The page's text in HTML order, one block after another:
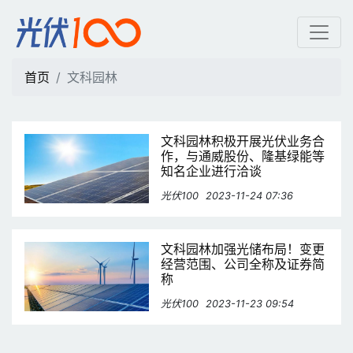
文科园林 | 光伏100
首页 文科园林
文科园林积极开展光伏业务合
作，与通威股份、隆基绿能等
知名企业进行洽谈
光伏100 2023-11-24 07:36
文科园林加强光储布局！变更
经营范围、公司全称及证券简
称
光伏100 2023-11-23 09:54